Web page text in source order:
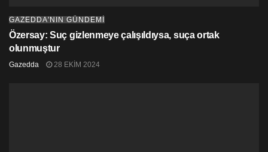
GAZEDDA'NIN GÜNDEMİ
Özersay: Suç gizlenmeye çalışıldıysa, suça ortak
olunmuştur
Gazedda 28 EKIM 2024